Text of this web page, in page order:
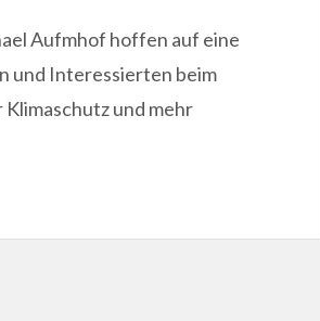
Aufmhof hoffen auf eine
und Interessierten beim
und mehr